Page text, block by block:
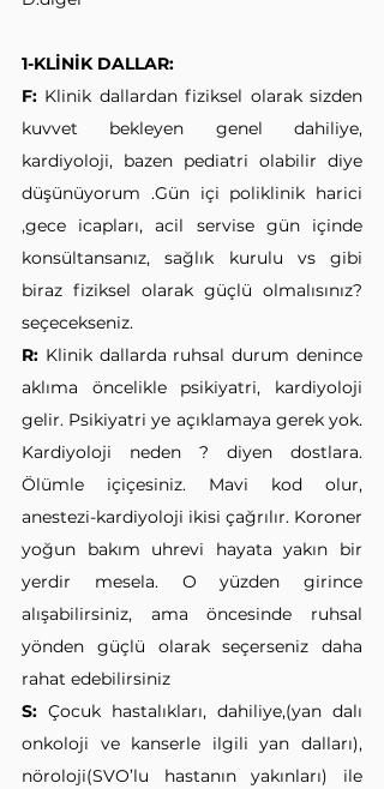
1-KLİNİK DALLAR:
F: Klinik dallardan fiziksel olarak sizden
kuvvet bekleyen genel dahiliye,
kardiyoloji, bazen pediatri olabilir diye
düşünüyorum .Gün içi poliklinik harici
,gece icapları, acil servise gün içinde
konsültansanız, sağlık kurulu vs gibi
biraz fiziksel olarak güçlü olmalısınız?
seçecekseniz.
R: Klinik dallarda ruhsal durum denince
aklıma öncelikle psikiyatri, kardiyoloji
gelir. Psikiyatri ye açıklamaya gerek yok.
Kardiyoloji neden ? diyen dostlara.
Ölümle içiçesiniz. Mavi kod olur,
anestezi-kardiyoloji ikisi çağrılır. Koroner
yoğun bakım uhrevi hayata yakın bir
yerdir mesela. O yüzden girince
alışabilirsiniz, ama öncesinde ruhsal
yönden güçlü olarak seçerseniz daha
rahat edebilirsiniz
S: Çocuk hastalıkları, dahiliye,(yan dalı
onkoloji ve kanserle ilgili yan dalları),
nöroloji(SVO’lu hastanın yakınları) ile